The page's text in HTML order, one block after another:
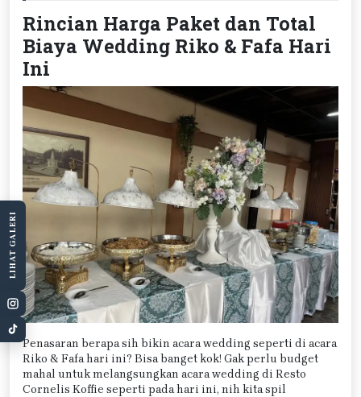
Rincian Harga Paket dan Total
Biaya Wedding Riko & Fafa Hari
Ini
Penasaran berapa sih bikin acara wedding seperti di acara
Riko & Fafa hari ini? Bisa banget kok! Gak perlu budget
mahal untuk melangsungkan acara wedding di Resto
Cornelis Koffie seperti pada hari ini, nih kita spil
LIHAT GALERI